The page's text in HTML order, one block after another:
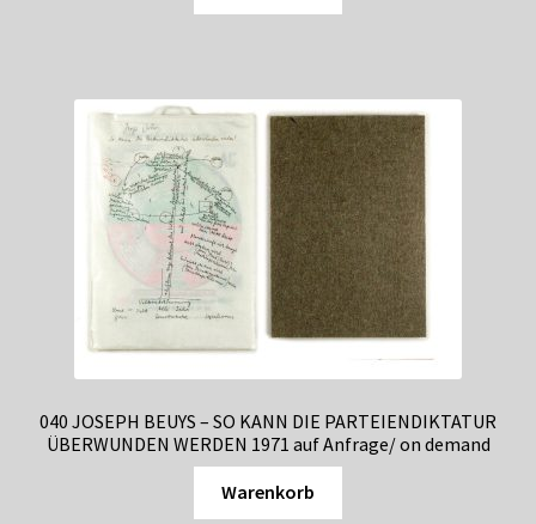
040 JOSEPH BEUYS – SO KANN DIE PARTEIENDIKTATUR
ÜBERWUNDEN WERDEN 1971 auf Anfrage/ on demand
Warenkorb